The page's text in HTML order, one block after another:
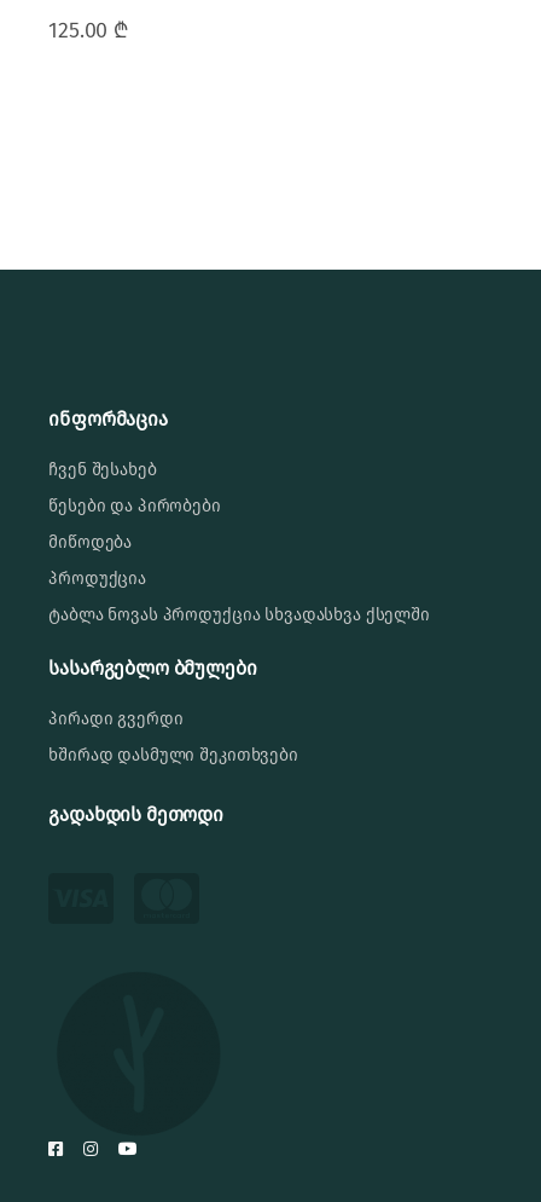
125.00 ₾
ინფორმაცია
ჩვენ შესახებ
წესები და პირობები
მიწოდება
პროდუქცია
ტაბლა ნოვას პროდუქცია სხვადასხვა ქსელში
სასარგებლო ბმულები
პირადი გვერდი
ხშირად დასმული შეკითხვები
გადახდის მეთოდი